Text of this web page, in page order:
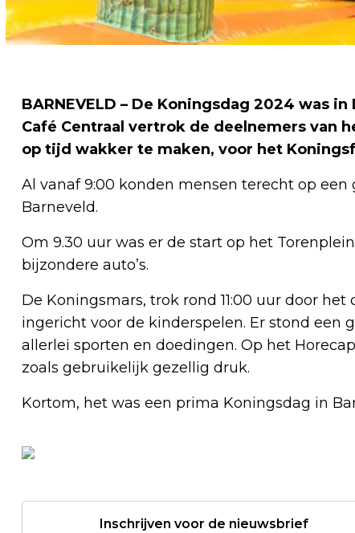
BARNEVELD – De Koningsdag 2024 was
Café Centraal vertrok de deelnemers van
op tijd wakker te maken, voor het
Al vanaf 9:00 konden mensen terecht op
Barneveld.
Om 9.30 uur was er de start op het
bijzondere auto’s.
De Koningsmars, trok rond 11:00 uur door
ingericht voor de kinderspelen. Er stond
allerlei sporten en doedingen. Op het
zoals gebruikelijk gezellig druk.
Kortom, het was een prima Koningsdag in
Inschrijven voor de nieuwsbrief